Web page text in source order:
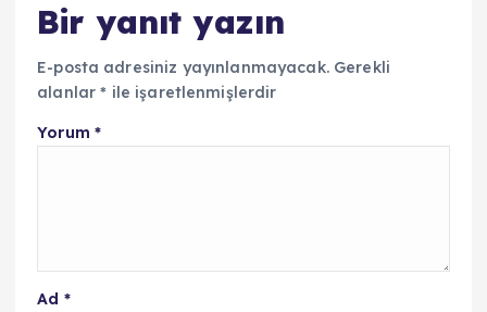
Bir yanıt yazın
E-posta adresiniz yayınlanmayacak. Gerekli
alanlar* ile işaretlenmişlerdir
Yorum *
Ad *